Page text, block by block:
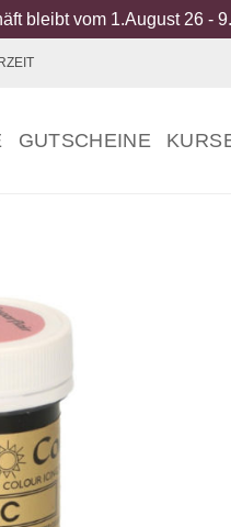
bleibt vom 1.August 26 -
GUTSCHEINE